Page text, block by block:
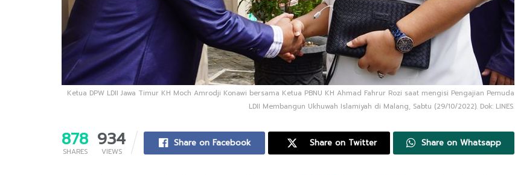
Ketua DPW LDII Jawa Timur KH Moch Amrodji Konawi bersama Ketua PBNU KH Ahmad Fahrur Rozi saat mengisi Pengajian Pemuda
LDII Membangun Ukhuwah Islamiyah di Malang, Sabtu (29/10/2022). Dok: LINES.
878
SHARES
934
VIEWS
Share on Facebook Share on Twitter Share on Whatsapp